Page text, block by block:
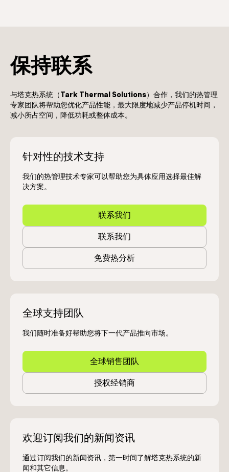
保持联系
与塔克热系统（ Tark Thermal Solutions）合作，我们的热管理
专家团队将帮助您优化产品性能，最大限度地减少产品停机时间，
减小所占空间，降低功耗或整体成本。
针对性的技术支持
我们的热管理技术专家可以帮助您为具体应用选择最佳解
决方案。
联系我们
联系我们
免费热分析
全球支持团队
我们随时准备好帮助您将下一代产品推向市场。
全球销售团队
授权经销商
欢迎订阅我们的新闻资讯
通过订阅我们的新闻资讯，第一时间了解塔克热系统的新
闻和其它信息。